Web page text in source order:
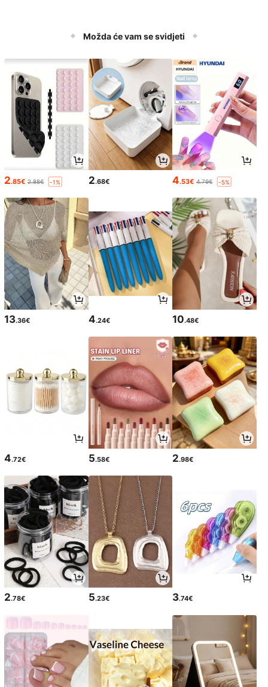
Možda će vam se svidjeti
2.85€ 2.88€ -1% 2.68€ 4.53€ 4.79€ -5%
13.36€ 4.24€ 10.48€
4.72€ 5.58€ 2.98€
2.78€ 5.23€ 3.74€